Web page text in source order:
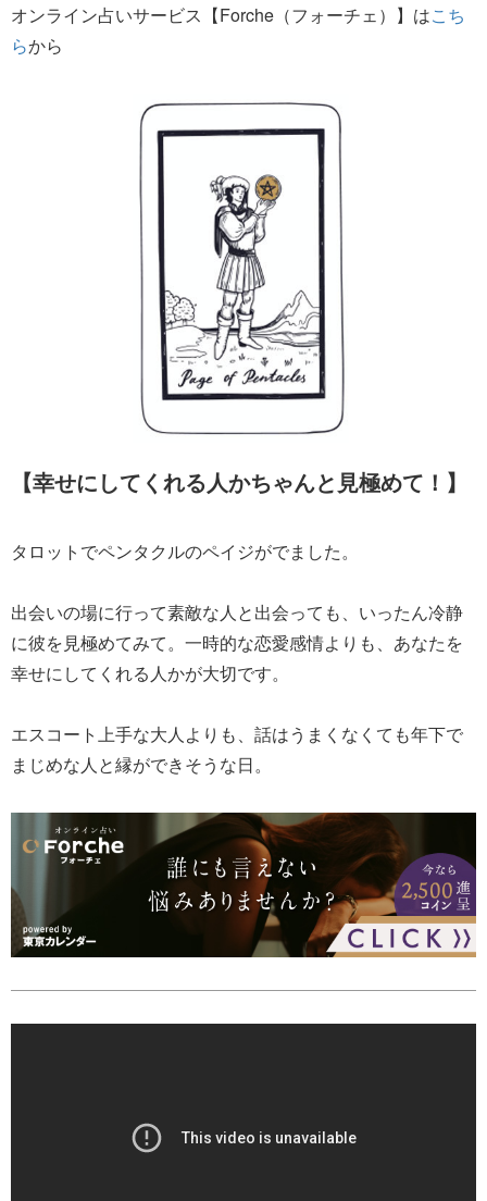
オンライン占いサービス【Forche（フォーチェ）】はこち
らから
【幸せにしてくれる人かちゃんと見極めて！】
タロットでペンタクルのペイジがでました。
出会いの場に行って素敵な人と出会っても、いったん冷静
に彼を見極めてみて。一時的な恋愛感情よりも、あなたを
幸せにしてくれる人かが大切です。
エスコート上手な大人よりも、話はうまくなくても年下で
まじめな人と縁ができそうな日。